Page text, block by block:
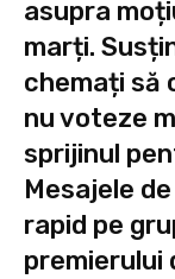
asupra
marți.
chemați să
nu voteze
sprijinul
Mesajele
rapid pe
premierului